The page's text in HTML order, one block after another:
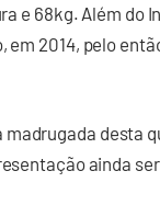
e 68kg. Além do
em 2014, pelo
madrugada desta
ainda